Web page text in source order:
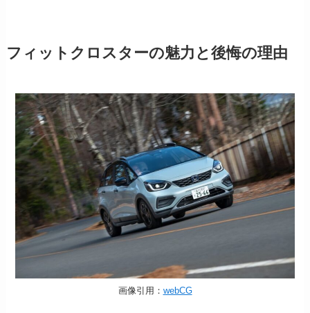
フィットクロスターの魅力と後悔の理由
画像引用： webCG